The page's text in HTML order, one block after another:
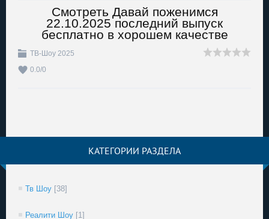
Смотреть Давай поженимся
22.10.2025 последний выпуск
бесплатно в хорошем качестве
ТВ-Шоу 2025
0.0/0
КАТЕГОРИИ РАЗДЕЛА
Тв Шоу [38]
Реалити Шоу [1]